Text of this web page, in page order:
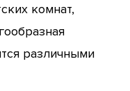
комнат,
различными